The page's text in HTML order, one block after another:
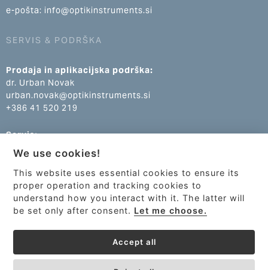
e-pošta: info@optikinstruments.si
SERVIS & PODRŠKA
Prodaja in aplikacijska podrška:
dr. Urban Novak
urban.novak@optikinstruments.si
+386 41 520 219
Servis:
Klemen Žumer
klemen.zumer@optikinstruments.si
+386 70 688 269
We use cookies!
This website uses essential cookies to ensure its
proper operation and tracking cookies to
understand how you interact with it. The latter will
be set only after consent. Let me choose.
Accept all